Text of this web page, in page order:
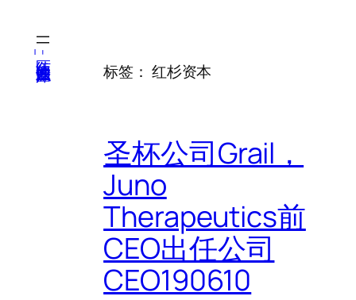
标签： 红杉资本
圣杯公司Grail，
Juno
Therapeutics前
CEO出任公司
CEO190610